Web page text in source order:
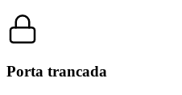
Porta trancada